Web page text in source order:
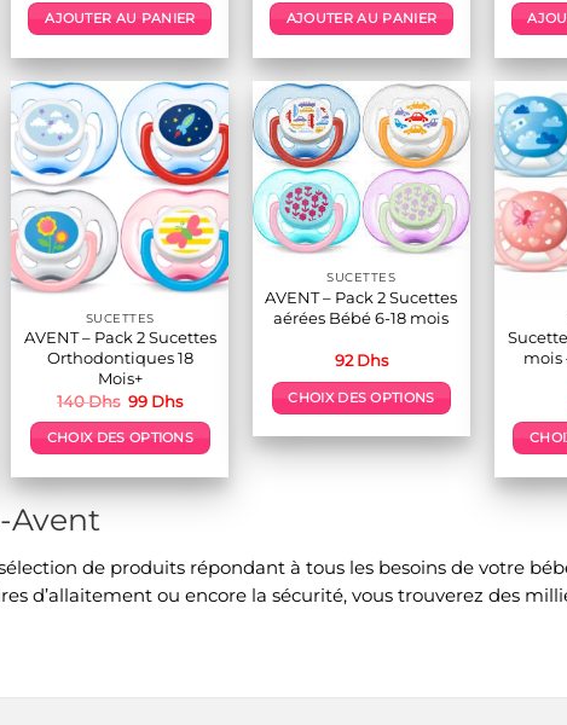
initial
était :
actuel
est :
AJOUTER AU PANIER AJOUTER AU PANIER
SUCETTES
AVENT – Pack 2 Sucettes
Orthodontiques 18
Mois+
140Dhs Le
initial
était :
99 DhsLe
actuel
est :
CHOIX DES OPTIONS
produit
variations.
Les
choisies
SUCETTES
AVENT – Pack 2 Sucettes
aérées Bébé 6-18 mois
92Dhs
CHOIX DES OPTIONS
produit
options
peuvent
mois
Avent
de produits répondant à tous les besoins de votre
d’allaitement ou encore la sécurité, vous trouverez des